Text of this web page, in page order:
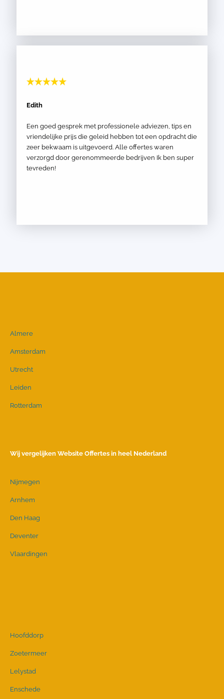
Edith
Een goed gesprek met professionele adviezen, tips en
vriendelijke prijs die geleid hebben tot een opdracht die
zeer bekwaam is uitgevoerd. Alle offertes waren
verzorgd door gerenommeerde bedrijven Ik ben super
tevreden!
Almere
Amsterdam
Utrecht
Leiden
Rotterdam
Wij vergelijken Website Offertes in heel Nederland
Nijmegen
Arnhem
Den Haag
Deventer
Vlaardingen
Hoofddorp
Zoetermeer
Lelystad
Enschede